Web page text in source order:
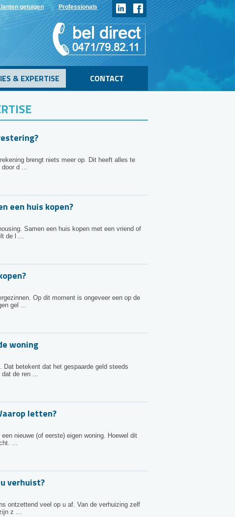
getuigen Professionals
& EXPERTISE CONTACT
brengt niets meer op. Dit heeft alles te
door d ...
een huis kopen?
Samen een huis kopen met een vriend of
de l ...
Op dit moment is ongeveer een op de
gel ...
woning
Dat betekent dat het gespaarde geld steeds
dat de ren ...
letten?
nieuwe (of eerste) eigen woning. Hoewel dit
...
verhuist?
ontzettend veel op u af. Van de verhuizing zelf
z ...